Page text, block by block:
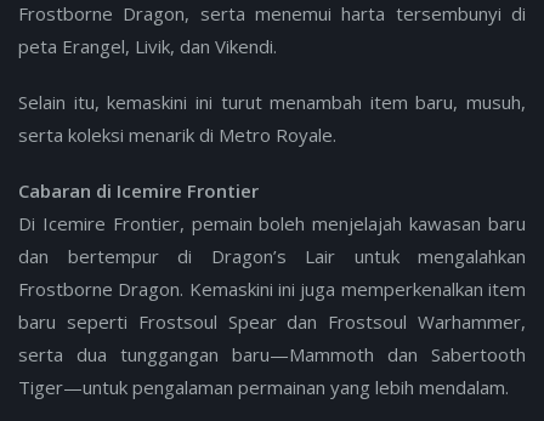
Frostborne Dragon, serta menemui harta tersembunyi di
peta Erangel, Livik, dan Vikendi.
Selain itu, kemaskini ini turut menambah item baru, musuh,
serta koleksi menarik di Metro Royale.
Cabaran di Icemire Frontier
Di Icemire Frontier, pemain boleh menjelajah kawasan baru
dan bertempur di Dragon’s Lair untuk mengalahkan
Frostborne Dragon. Kemaskini ini juga memperkenalkan item
baru seperti Frostsoul Spear dan Frostsoul Warhammer,
serta dua tunggangan baru—Mammoth dan Sabertooth
Tiger—untuk pengalaman permainan yang lebih mendalam.